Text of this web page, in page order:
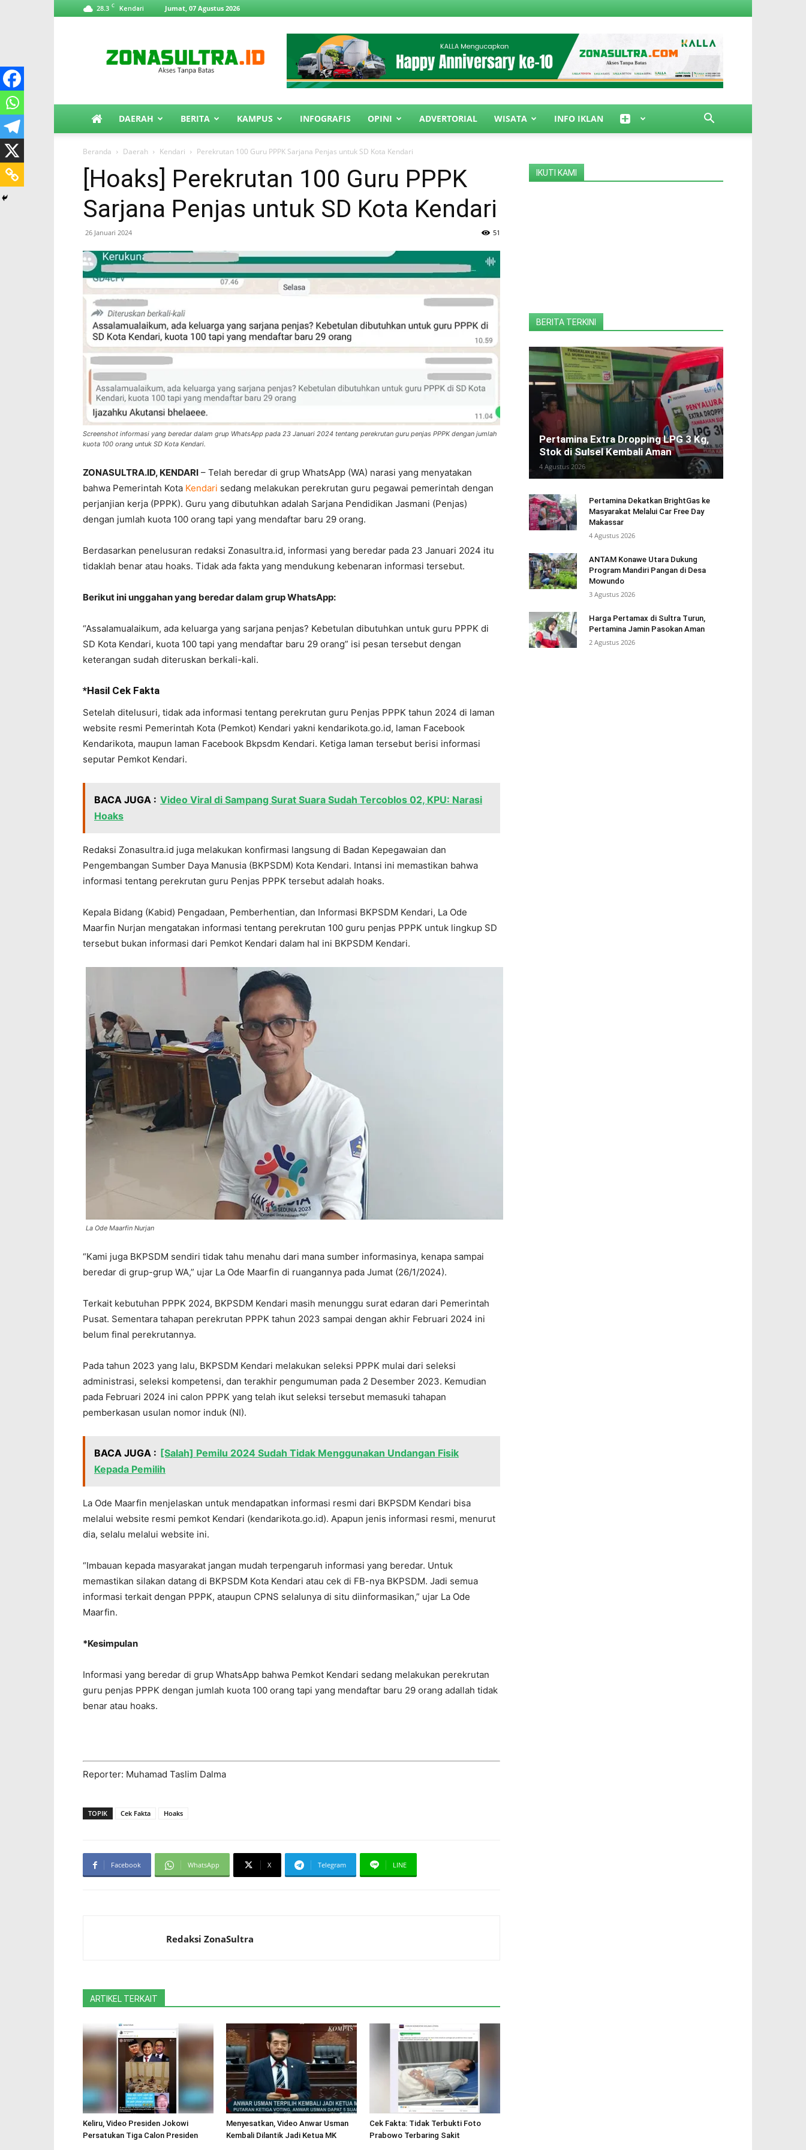
28.3 C Kendari Jumat, 07 Agustus 2026
DAERAH BERITA KAMPUS INFOGRAFIS OPINI ADVERTORIAL WISATA INFO IKLAN
Beranda Daerah Kendari Perekrutan 100 Guru PPPK Sarjana Penjas untuk SD Kota Kendari
[Hoaks] Perekrutan 100 Guru PPPK
Sarjana Penjas untuk SD Kota Kendari
26 Januari 2024 51
Screenshot informasi yang beredar dalam grup WhatsApp pada 23 Januari 2024 tentang perekrutan guru penjas PPPK dengan jumlah
kuota 100 orang untuk SD Kota Kendari.
ZONASULTRA.ID, KENDARI – Telah beredar di grup WhatsApp (WA) narasi yang menyatakan
bahwa Pemerintah Kota Kendari sedang melakukan perekrutan guru pegawai pemerintah dengan
perjanjian kerja (PPPK). Guru yang dibutuhkan adalah Sarjana Pendidikan Jasmani (Penjas)
dengan jumlah kuota 100 orang tapi yang mendaftar baru 29 orang.
Berdasarkan penelusuran redaksi Zonasultra.id, informasi yang beredar pada 23 Januari 2024 itu
tidaklah benar atau hoaks. Tidak ada fakta yang mendukung kebenaran informasi tersebut.
Berikut ini unggahan yang beredar dalam grup WhatsApp:
“Assalamualaikum, ada keluarga yang sarjana penjas? Kebetulan dibutuhkan untuk guru PPPK di
SD Kota Kendari, kuota 100 tapi yang mendaftar baru 29 orang” isi pesan tersebut dengan
keterangan sudah diteruskan berkali-kali.
*Hasil Cek Fakta
Setelah ditelusuri, tidak ada informasi tentang perekrutan guru Penjas PPPK tahun 2024 di laman
website resmi Pemerintah Kota (Pemkot) Kendari yakni kendarikota.go.id, laman Facebook
Kendarikota, maupun laman Facebook Bkpsdm Kendari. Ketiga laman tersebut berisi informasi
seputar Pemkot Kendari.
BACA JUGA : Video Viral di Sampang Surat Suara Sudah Tercoblos 02, KPU: Narasi
Hoaks
Redaksi Zonasultra.id juga melakukan konfirmasi langsung di Badan Kepegawaian dan
Pengembangan Sumber Daya Manusia (BKPSDM) Kota Kendari. Intansi ini memastikan bahwa
informasi tentang perekrutan guru Penjas PPPK tersebut adalah hoaks.
Kepala Bidang (Kabid) Pengadaan, Pemberhentian, dan Informasi BKPSDM Kendari, La Ode
Maarfin Nurjan mengatakan informasi tentang perekrutan 100 guru penjas PPPK untuk lingkup SD
tersebut bukan informasi dari Pemkot Kendari dalam hal ini BKPSDM Kendari.
La Ode Maarfin Nurjan
“Kami juga BKPSDM sendiri tidak tahu menahu dari mana sumber informasinya, kenapa sampai
beredar di grup-grup WA,” ujar La Ode Maarfin di ruangannya pada Jumat (26/1/2024).
Terkait kebutuhan PPPK 2024, BKPSDM Kendari masih menunggu surat edaran dari Pemerintah
Pusat. Sementara tahapan perekrutan PPPK tahun 2023 sampai dengan akhir Februari 2024 ini
belum final perekrutannya.
Pada tahun 2023 yang lalu, BKPSDM Kendari melakukan seleksi PPPK mulai dari seleksi
administrasi, seleksi kompetensi, dan terakhir pengumuman pada 2 Desember 2023. Kemudian
pada Februari 2024 ini calon PPPK yang telah ikut seleksi tersebut memasuki tahapan
pemberkasan usulan nomor induk (NI).
BACA JUGA : [Salah] Pemilu 2024 Sudah Tidak Menggunakan Undangan Fisik
Kepada Pemilih
La Ode Maarfin menjelaskan untuk mendapatkan informasi resmi dari BKPSDM Kendari bisa
melalui website resmi pemkot Kendari (kendarikota.go.id). Apapun jenis informasi resmi, menurut
dia, selalu melalui website ini.
“Imbauan kepada masyarakat jangan mudah terpengaruh informasi yang beredar. Untuk
memastikan silakan datang di BKPSDM Kota Kendari atau cek di FB-nya BKPSDM. Jadi semua
informasi terkait dengan PPPK, ataupun CPNS selalunya di situ diinformasikan,” ujar La Ode
Maarfin.
*Kesimpulan
Informasi yang beredar di grup WhatsApp bahwa Pemkot Kendari sedang melakukan perekrutan
guru penjas PPPK dengan jumlah kuota 100 orang tapi yang mendaftar baru 29 orang adallah tidak
benar atau hoaks.
Reporter: Muhamad Taslim Dalma
TOPIK Cek Fakta Hoaks
Facebook WhatsApp X Telegram LINE
Redaksi ZonaSultra
ARTIKEL TERKAIT
Keliru, Video Presiden Jokowi
Persatukan Tiga Calon Presiden
Menyesatkan, Video Anwar Usman
Kembali Dilantik Jadi Ketua MK
Cek Fakta: Tidak Terbukti Foto
Prabowo Terbaring Sakit
IKUTI KAMI
BERITA TERKINI
Pertamina Extra Dropping LPG 3 Kg,
Stok di Sulsel Kembali Aman
4 Agustus 2026
Pertamina Dekatkan BrightGas ke
Masyarakat Melalui Car Free Day
Makassar
4 Agustus 2026
ANTAM Konawe Utara Dukung
Program Mandiri Pangan di Desa
Mowundo
3 Agustus 2026
Harga Pertamax di Sultra Turun,
Pertamina Jamin Pasokan Aman
2 Agustus 2026